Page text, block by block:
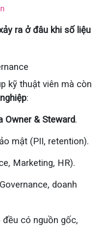
ra ở đâu khi số liệu
kỹ thuật viên mà còn
:
Owner & Steward.
mật (PII, retention).
Marketing, HR).
doanh
có nguồn gốc,